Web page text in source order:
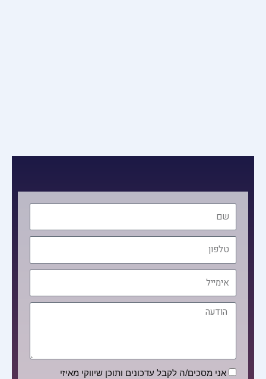
טלפון
הודעה
הסכמה
אני מסכים/ה לקבל עדכונים ותוכן שיווקי מאיזי